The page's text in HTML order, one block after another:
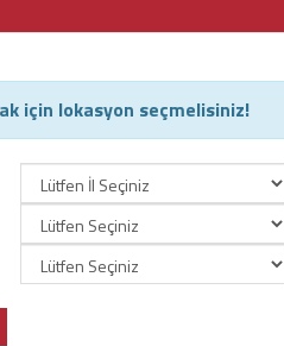
Hediyelik Kupa
Ürün Kodu : 100545
149,00 TL 74,50 TL
için lokasyon seçmelisiniz!